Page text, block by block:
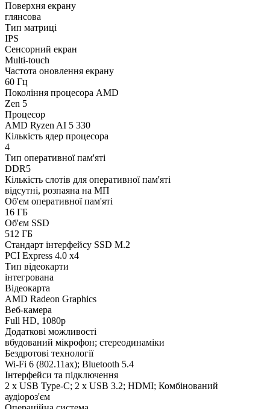
Поверхня екрану
глянсова
Тип матриці
IPS
Сенсорний екран
Multi-touch
Частота оновлення екрану
60 Гц
Покоління процесора AMD
Zen 5
Процесор
AMD Ryzen AI 5 330
Кількість ядер процесора
4
Тип оперативної пам'яті
DDR5
Кількість слотів для оперативної пам'яті
відсутні, розпаяна на МП
Об'єм оперативної пам'яті
16 ГБ
Об'єм SSD
512 ГБ
Стандарт інтерфейсу SSD M.2
PCI Express 4.0 x4
Тип відеокарти
інтегрована
Відеокарта
AMD Radeon Graphics
Веб-камера
Full HD, 1080p
Додаткові можливості
вбудований мікрофон; стереодинаміки
Бездротові технології
Wi-Fi 6 (802.11aх); Bluetooth 5.4
Інтерфейси та підключення
2 х USB Type-C; 2 х USB 3.2; HDMI; Комбінований
аудіороз'єм